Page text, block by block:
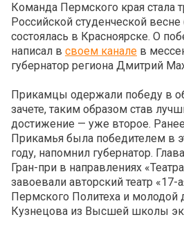
Команда Пермского края стала
Российской студенческой весне
состоялась в Красноярске. О
написал в своем канале в
губернатор региона Дмитрий
Прикамцы одержали победу в
зачете, таким образом став
достижение — уже второе.
Прикамья была победителем в
году, напомнил губернатор.
Гран-при в направлениях
завоевали авторский театр «17-
Пермского Политеха и молодой
Кузнецова из Высшей школы